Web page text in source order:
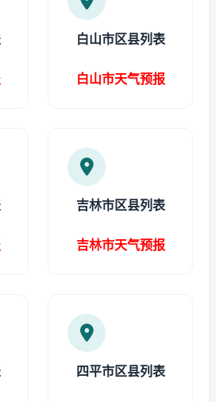
白山市区县列表
白山市天气预报
吉林市区县列表
吉林市天气预报
四平市区县列表